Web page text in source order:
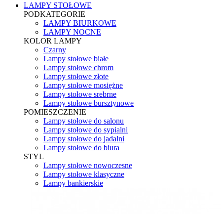
LAMPY STOŁOWE
PODKATEGORIE
LAMPY BIURKOWE
LAMPY NOCNE
KOLOR LAMPY
Czarny
Lampy stołowe białe
Lampy stołowe chrom
Lampy stołowe złote
Lampy stołowe mosiężne
Lampy stołowe srebrne
Lampy stołowe bursztynowe
POMIESZCZENIE
Lampy stołowe do salonu
Lampy stołowe do sypialni
Lampy stołowe do jadalni
Lampy stołowe do biura
STYL
Lampy stołowe nowoczesne
Lampy stołowe klasyczne
Lampy bankierskie